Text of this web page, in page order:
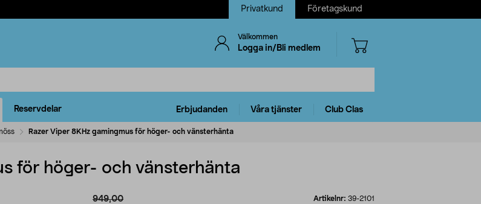
Privatkund Företagskund
Välkommen
Logga in/Bli medlem
Reservdelar Erbjudanden Våra tjänster Club Clas
Razer Viper 8KHz gamingmus för höger- och vänsterhänta
för höger- och vänsterhänta
949,00 Artikelnr: 39-2101